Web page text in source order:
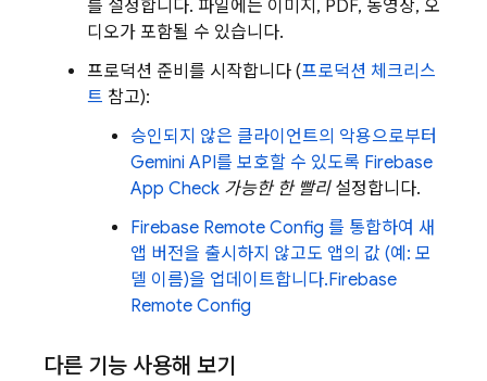
를 설정합니다. 파일에는 이미지, PDF, 동영상, 오
디오가 포함될 수 있습니다.
프로덕션 준비를 시작합니다 (프로덕션 체크리스
트 참고):
승인되지 않은 클라이언트의 악용으로부터
Gemini API를 보호할 수 있도록 Firebase
App Check 가능한 한 빨리설정합니다.
Firebase Remote Config 를 통합하여 새
앱 버전을 출시하지 않고도 앱의 값 (예: 모
델 이름)을 업데이트합니다.Firebase
Remote Config
다른 기능 사용해 보기